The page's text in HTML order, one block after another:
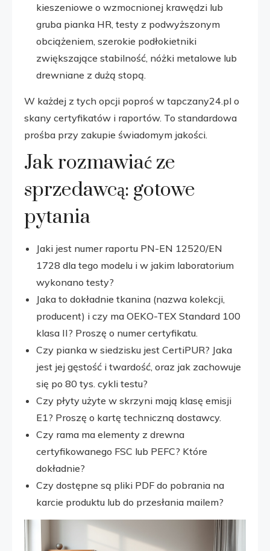
kieszeniowe o wzmocnionej krawędzi lub
gruba pianka HR, testy z podwyższonym
obciążeniem, szerokie podłokietniki
zwiększające stabilność, nóżki metalowe lub
drewniane z dużą stopą.
W każdej z tych opcji poproś w tapczany24.pl o
skany certyfikatów i raportów. To standardowa
prośba przy zakupie świadomym jakości.
Jak rozmawiać ze
sprzedawcą: gotowe
pytania
Jaki jest numer raportu PN-EN 12520/EN
1728 dla tego modelu i w jakim laboratorium
wykonano testy?
Jaka to dokładnie tkanina (nazwa kolekcji,
producent) i czy ma OEKO-TEX Standard 100
klasa II? Proszę o numer certyfikatu.
Czy pianka w siedzisku jest CertiPUR? Jaka
jest jej gęstość i twardość, oraz jak zachowuje
się po 80 tys. cykli testu?
Czy płyty użyte w skrzyni mają klasę emisji
E1? Proszę o kartę techniczną dostawcy.
Czy rama ma elementy z drewna
certyfikowanego FSC lub PEFC? Które
dokładnie?
Czy dostępne są pliki PDF do pobrania na
karcie produktu lub do przesłania mailem?